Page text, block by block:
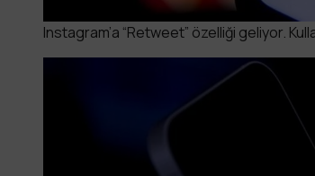
Instagram’a “Retweet” özelliği geliyor.